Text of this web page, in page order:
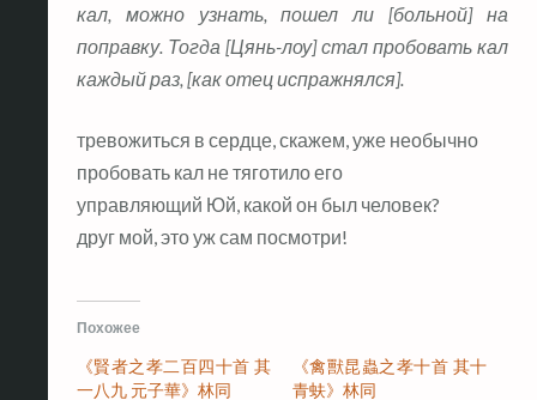
кал, можно узнать, пошел ли [больной] на
поправку. Тогда [Цянь-лоу] стал пробовать кал
каждый раз, [как отец испражнялся].
тревожиться в сердце, скажем, уже необычно
пробовать кал не тяготило его
управляющий Юй, какой он был человек?
друг мой, это уж сам посмотри!
Похожее
《賢者之孝二百四十首 其
一八九 元子華》林同
《禽獸昆蟲之孝十首 其十
青蚨》林同